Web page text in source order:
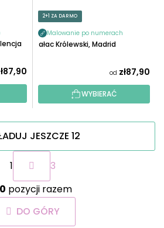
2+1 ZA DARMO
Malowanie po numerach
Pałac Królewski, Madrid
od zł87,90
WYBIERAĆ
K
o
n
t
JESZCZE 12
P
a
g
i
n
a
c
1
3
pozycji razem
DO GÓRY